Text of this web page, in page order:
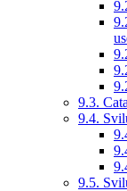
9.3.
9.4.
9.5.